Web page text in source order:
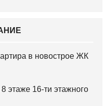
в новострое ЖК
этаже 16-ти этажного